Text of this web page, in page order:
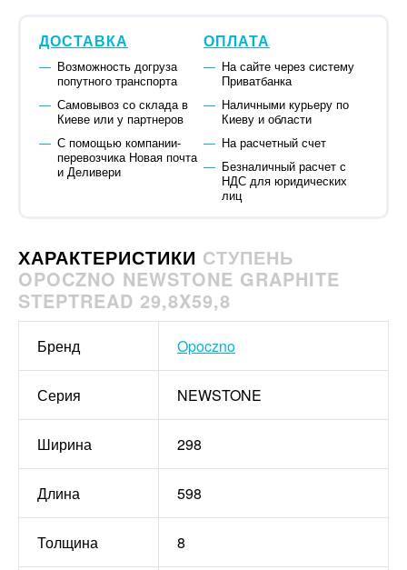
ДОСТАВКА
Возможность догруза
попутного транспорта
Самовывоз со склада в
Киеве или у партнеров
С помощью компании-
перевозчика Новая почта
и Деливери
ОПЛАТА
На сайте через систему
Приватбанка
Наличными курьеру по
Киеву и области
На расчетный счет
Безналичный расчет с
НДС для юридических
лиц
ХАРАКТЕРИСТИКИ СТУПЕНЬ
OPOCZNO NEWSTONE GRAPHITE
STEPTREAD 29,8X59,8
Бренд Opoczno
Серия NEWSTONE
Ширина 298
Длина 598
Толщина 8